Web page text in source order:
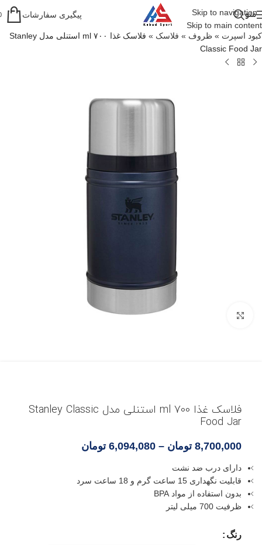
Skip to navigation
Skip to main content
منو پیگیری سفارشات
کبود اسپرت » ظروف » فلاسک »
فلاسک غذا ۷۰۰ ml استنلی مدل Stanley
Classic Food Jar
فلاسک غذا 700 ml استنلی مدل Stanley Classic
Food Jar
8,700,000 تومان –
6,094,080 تومان
دارای درب ضد نشت
قابلیت نگهداری 15 ساعت گرم و 18 ساعت سرد
بدون استفاده از مواد BPA
ظرفیت 700 میلی لیتر
رنگ